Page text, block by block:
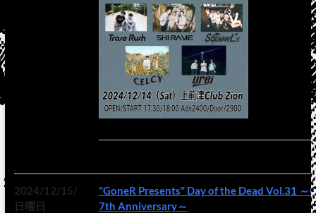
2024/12/15/
日曜日
"GoneR Presents" Day of the Dead Vol.31 ～
7th Anniversary～